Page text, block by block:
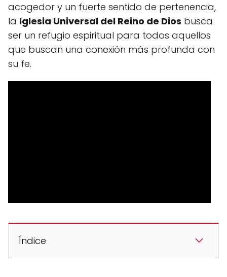
acogedor y un fuerte sentido de pertenencia,
la Iglesia Universal del Reino de Dios busca
ser un refugio espiritual para todos aquellos
que buscan una conexión más profunda con
su fe.
Índice